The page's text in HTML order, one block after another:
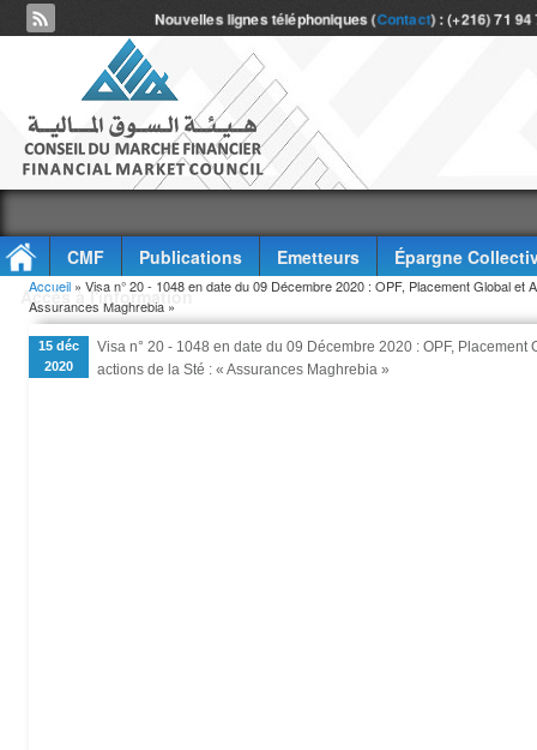
Nouvelles lignes téléphoniques (Contact) : (+216) 71
CMF Publications Emetteurs
Épargne
Accès à l'information
Vous êtes ici
Accueil » Visa n° 20 - 1048 en date du 09 Décembre 2020 : OPF, Placement Global
Assurances Maghrebia »
15 déc
2020
Visa n° 20 - 1048 en date du 09 Décembre 2020 : OPF,
actions de la Sté : « Assurances Maghrebia »